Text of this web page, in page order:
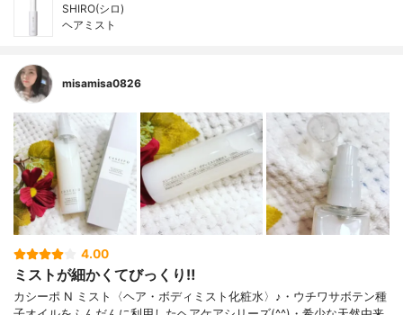
SHIRO(シロ)
ヘアミスト
misamisa0826
4.00
ミストが細かくてびっくり‼️
カシーポ N ミスト〈ヘア・ボディミスト化粧水〉♪・ウチワサボテン種